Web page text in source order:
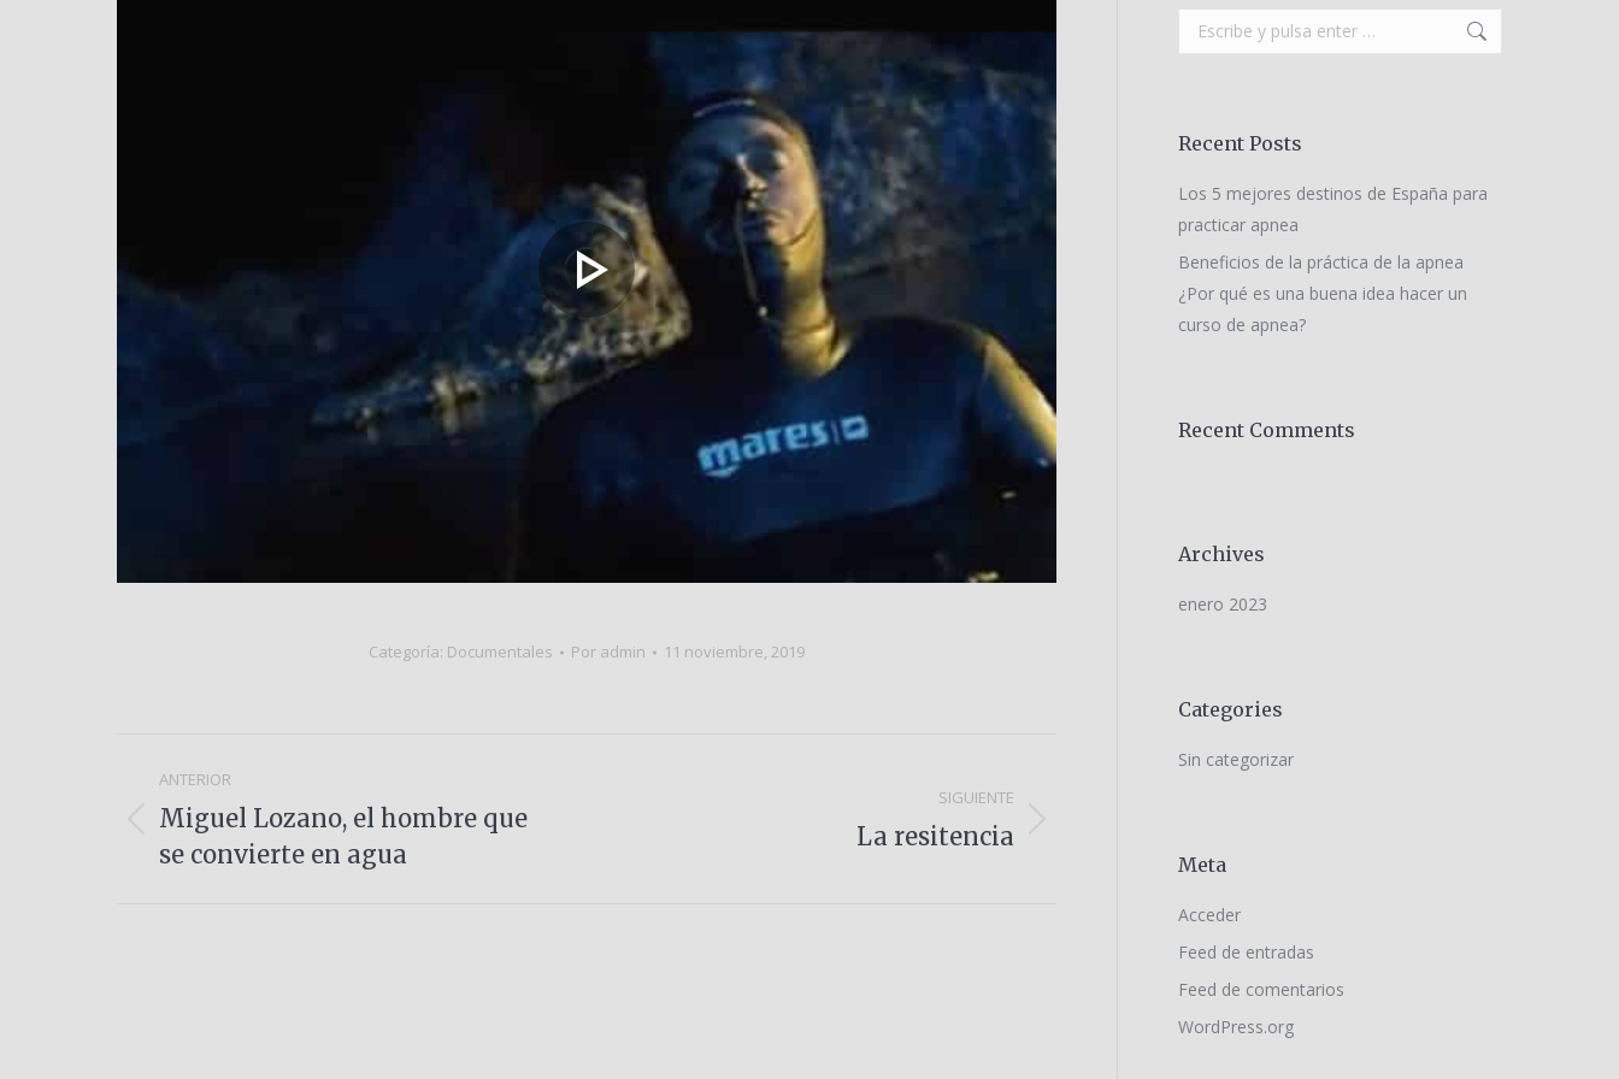
Categoría: Documentales Por admin 11 noviembre, 2019
entre
álbumes
ANTERIOR
Álbum
anterior:
Miguel Lozano, el hombre que
se convierte en agua
SIGUIENTE
La resitencia
Buscar:
Recent Posts
Los 5 mejores destinos de España para
practicar apnea
Beneficios de la práctica de la apnea
¿Por qué es una buena idea hacer un
curso de apnea?
Recent Comments
Archives
enero 2023
Categories
Sin categorizar
Meta
Acceder
Feed de entradas
Feed de comentarios
WordPress.org